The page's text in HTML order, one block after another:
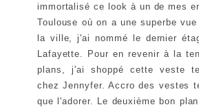
immortalisé ce look à un de mes
Toulouse où on a une superbe
la ville, j'ai nommé le dernier
Lafayette. Pour en revenir à la
plans, j'ai shoppé cette veste
chez Jennyfer. Accro des vestes
que l'adorer. Le deuxième bon